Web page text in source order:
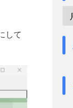
して